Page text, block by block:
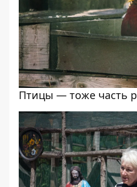
Птицы — тоже часть